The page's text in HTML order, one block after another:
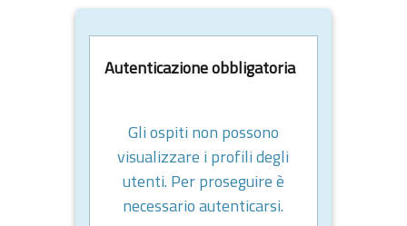
Autenticazione obbligatoria
Gli ospiti non possono
visualizzare i profili degli
utenti. Per proseguire è
necessario autenticarsi.